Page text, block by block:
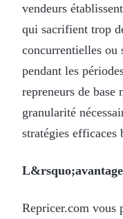
vendeurs
qui sacrifient trop
concurrentielles
pendant les
repreneurs de base
granularité
stratégies efficaces
Repricer.com vous